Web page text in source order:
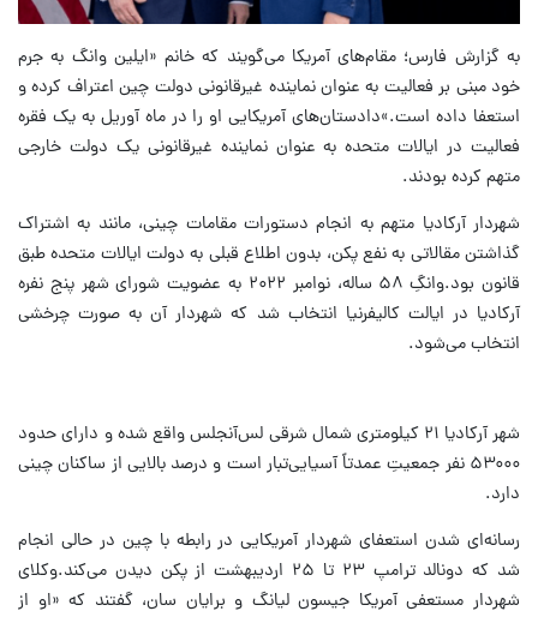
به گزارش فارس؛ مقام‌های آمریکا می‌گویند که خانم «ایلین وانگ به جرم
خود مبنی بر فعالیت به عنوان نماینده غیرقانونی دولت چین اعتراف کرده و
استعفا داده است.»دادستان‌های آمریکایی او را در ماه آوریل به یک فقره
فعالیت در ایالات متحده به عنوان نماینده غیرقانونی یک دولت خارجی
متهم کرده بودند.
شهردار آرکادیا متهم به انجام دستورات مقامات چینی، مانند به اشتراک
گذاشتن مقالاتی به نفع پکن، بدون اطلاع قبلی به دولت ایالات متحده طبق
قانون بود.وانگِ ۵۸ ساله، نوامبر ۲۰۲۲ به عضویت شورای شهر پنج نفره
آرکادیا در ایالت کالیفرنیا انتخاب شد که شهردار آن به صورت چرخشی
انتخاب می‌شود.
شهر آرکادیا ۲۱ کیلومتری شمال شرقی لس‌آنجلس واقع شده و دارای حدود
۵۳۰۰۰ نفر جمعیتِ عمدتاً آسیایی‌تبار است و درصد بالایی از ساکنان چینی
دارد.
رسانه‌ای شدن استعفای شهردار آمریکایی در رابطه با چین در حالی انجام
شد که دونالد ترامپ ۲۳ تا ۲۵ اردیبهشت از پکن دیدن می‌کند.وکلای
شهردار مستعفی آمریکا جیسون لیانگ و برایان سان، گفتند که «او از